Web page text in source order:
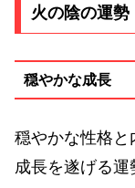
火の陰の運勢
穏やかな成長
穏やかな性格と
成長を遂げる運